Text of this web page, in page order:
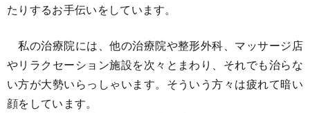
たりするお手伝いをしています。
私の治療院には、他の治療院や整形外科、マッサージ店
やリラクセーション施設を次々とまわり、それでも治らな
い方が大勢いらっしゃいます。そういう方々は疲れて暗い
顔をしています。